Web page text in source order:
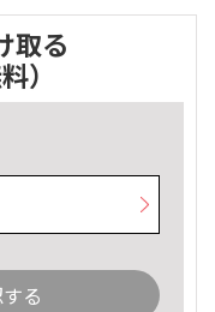
取る
）
る